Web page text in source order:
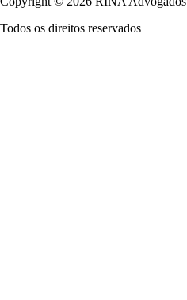
Todos os direitos reservados